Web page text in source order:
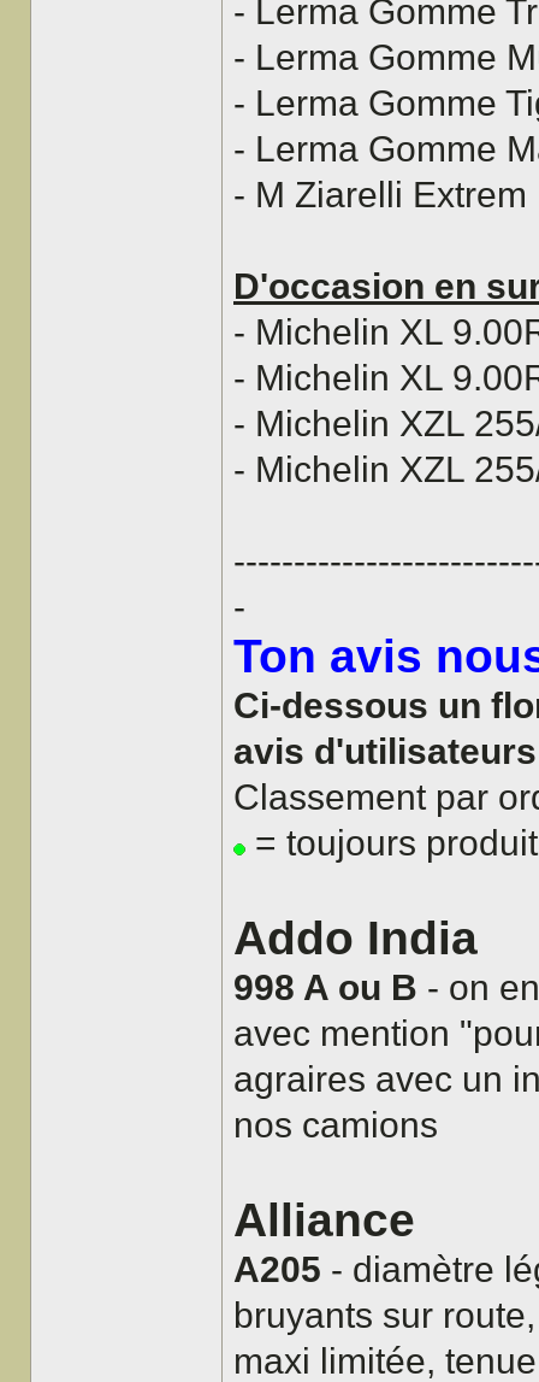
- Lerma Gomme
- Lerma Gomme
- Lerma Gomme
- Lerma Gomme
- M Ziarelli
D'occasion en
- Michelin XL
- Michelin XL
- Michelin XZL
- Michelin XZL
-
Ton avis
Ci-dessous un
avis d'utilisateurs
Classement par
= toujours
Addo India
998 A ou B - on
avec mention
agraires avec un
nos camions
Alliance
A205 - diamètre
bruyants sur
maxi limitée,